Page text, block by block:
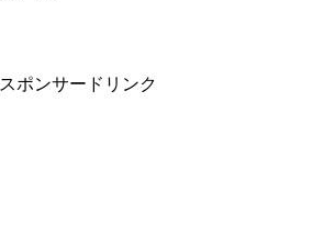
スポンサードリンク